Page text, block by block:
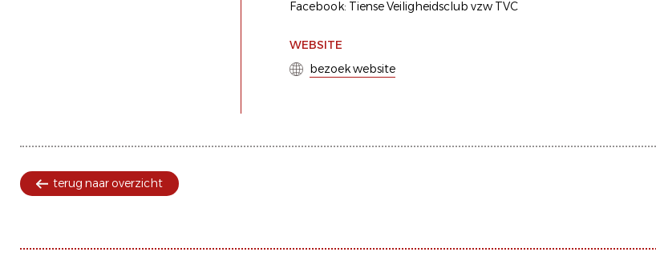
Facebook: Tiense Veiligheidsclub vzw TVC
WEBSITE
bezoek website
terug naar overzicht